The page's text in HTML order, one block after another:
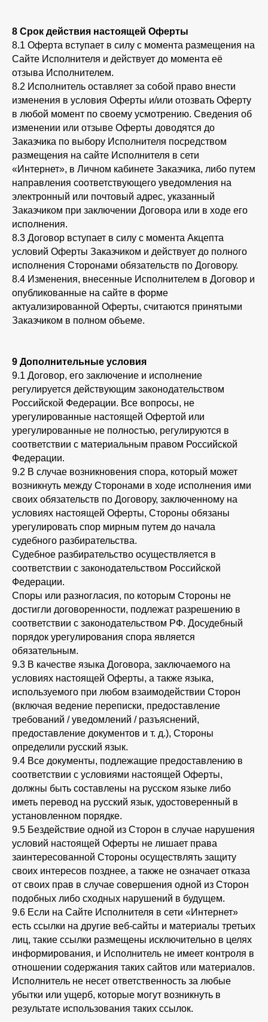
8 Срок действия настоящей Оферты
8.1 Оферта вступает в силу с момента размещения на
Сайте Исполнителя и действует до момента её
отзыва Исполнителем.
8.2 Исполнитель оставляет за собой право внести
изменения в условия Оферты и/или отозвать Оферту
в любой момент по своему усмотрению. Сведения об
изменении или отзыве Оферты доводятся до
Заказчика по выбору Исполнителя посредством
размещения на сайте Исполнителя в сети
«Интернет», в Личном кабинете Заказчика, либо путем
направления соответствующего уведомления на
электронный или почтовый адрес, указанный
Заказчиком при заключении Договора или в ходе его
исполнения.
8.3 Договор вступает в силу с момента Акцепта
условий Оферты Заказчиком и действует до полного
исполнения Сторонами обязательств по Договору.
8.4 Изменения, внесенные Исполнителем в Договор и
опубликованные на сайте в форме
актуализированной Оферты, считаются принятыми
Заказчиком в полном объеме.
9 Дополнительные условия
9.1 Договор, его заключение и исполнение
регулируется действующим законодательством
Российской Федерации. Все вопросы, не
урегулированные настоящей Офертой или
урегулированные не полностью, регулируются в
соответствии с материальным правом Российской
Федерации.
9.2 В случае возникновения спора, который может
возникнуть между Сторонами в ходе исполнения ими
своих обязательств по Договору, заключенному на
условиях настоящей Оферты, Стороны обязаны
урегулировать спор мирным путем до начала
судебного разбирательства.
Судебное разбирательство осуществляется в
соответствии с законодательством Российской
Федерации.
Споры или разногласия, по которым Стороны не
достигли договоренности, подлежат разрешению в
соответствии с законодательством РФ. Досудебный
порядок урегулирования спора является
обязательным.
9.3 В качестве языка Договора, заключаемого на
условиях настоящей Оферты, а также языка,
используемого при любом взаимодействии Сторон
(включая ведение переписки, предоставление
требований / уведомлений / разъяснений,
предоставление документов и т. д.), Стороны
определили русский язык.
9.4 Все документы, подлежащие предоставлению в
соответствии с условиями настоящей Оферты,
должны быть составлены на русском языке либо
иметь перевод на русский язык, удостоверенный в
установленном порядке.
9.5 Бездействие одной из Сторон в случае нарушения
условий настоящей Оферты не лишает права
заинтересованной Стороны осуществлять защиту
своих интересов позднее, а также не означает отказа
от своих прав в случае совершения одной из Сторон
подобных либо сходных нарушений в будущем.
9.6 Если на Сайте Исполнителя в сети «Интернет»
есть ссылки на другие веб-сайты и материалы третьих
лиц, такие ссылки размещены исключительно в целях
информирования, и Исполнитель не имеет контроля в
отношении содержания таких сайтов или материалов.
Исполнитель не несет ответственность за любые
убытки или ущерб, которые могут возникнуть в
результате использования таких ссылок.